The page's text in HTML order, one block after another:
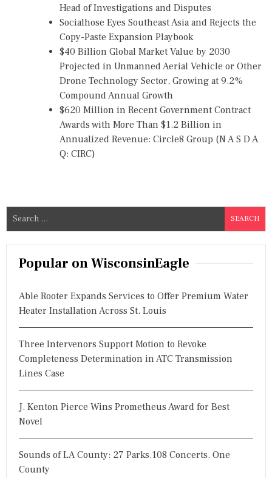
Head of Investigations and Disputes
Socialhose Eyes Southeast Asia and Rejects the
Copy-Paste Expansion Playbook
$40 Billion Global Market Value by 2030
Projected in Unmanned Aerial Vehicle or Other
Drone Technology Sector, Growing at 9.2%
Compound Annual Growth
$620 Million in Recent Government Contract
Awards with More Than $1.2 Billion in
Annualized Revenue: Circle8 Group (N A S D A
Q: CIRC)
a
Popular on WisconsinEagle
Able Rooter Expands Services to Offer Premium Water
Heater Installation Across St. Louis
Three Intervenors Support Motion to Revoke
Completeness Determination in ATC Transmission
Lines Case
J. Kenton Pierce Wins Prometheus Award for Best
Novel
Sounds of LA County: 27 Parks.108 Concerts. One
County